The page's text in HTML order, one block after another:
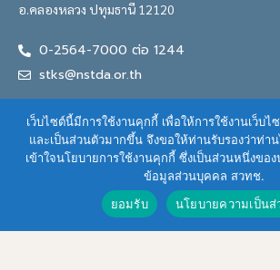
อ.คลองหลวง ปทุมธานี 12120
0-2564-7000 ต่อ 1244
stks@nstda.or.th
ติดตามเรา
STKS.NSTDA
เว็บไซต์นี้มีการใช้งานคุกกี้ เพื่อให้การใช้งานเว็บไ
และเป็นส่วนตัวมากขึ้น จึงขอให้ท่านรับรองว่าท่า
เข้าใจนโยบายการใช้งานคุกกี้ ซึ่งเป็นส่วนหนึ่งขอ
ข้อมูลส่วนบุคคล สวทช.
ยอมรับ
นโยบายความเป็นส่